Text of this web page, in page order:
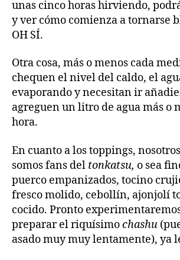
unas cinco horas hirviendo,
y ver cómo comienza a tornarse
OH SÍ.
Otra cosa, más o menos cada
chequen el nivel del caldo, el
evaporando y necesitan ir
agreguen un litro de agua más o
hora.
En cuanto a los toppings,
somos fans del tonkatsu, o sea
puerco empanizados, tocino
fresco molido, cebollín, ajonjolí
cocido. Pronto
preparar el riquísimochashu
asado muy muy lentamente), ya